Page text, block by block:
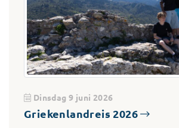
Dinsdag 9 juni 2026
Griekenlandreis 2026